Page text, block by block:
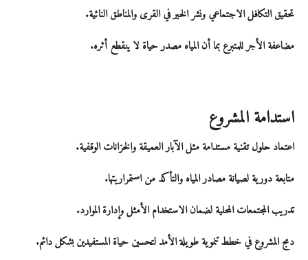
تحقيق التكافل الاجتماعي ونشر الخير في القرى والمناطق النائية.
مضاعفة الأجر للمتبرعبما أن المياه مصدر حياة لا ينقطع أثره.
استدامة المشروع
اعتماد حلولتقنية مستدامةمثل الآبار العميقة والخزانات الوقفية.
متابعة دورية لصيانة مصادر المياه والتأكد من استمراريتها.
تدريب المجتمعات المحلية لضمانالاستخدام الأمثل وإدارة الموارد.
دمج المشروع في خطط تنموية طويلة الأمد لتحسين حياة المستفيدين بشكل دائم.